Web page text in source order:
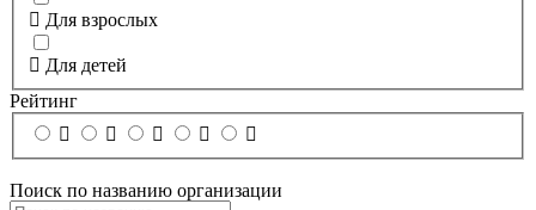
Для взрослых
Для детей
Рейтинг
Поиск по названию организации